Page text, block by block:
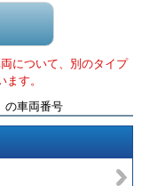
について、別のタイプ
す。
の車両番号